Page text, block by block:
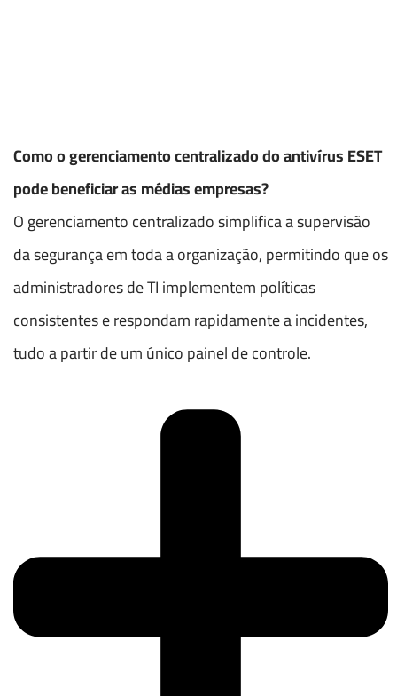
Como o gerenciamento centralizado do antivírus ESET
pode beneficiar as médias empresas?
O gerenciamento centralizado simplifica a supervisão
da segurança em toda a organização, permitindo que os
administradores de TI implementem políticas
consistentes e respondam rapidamente a incidentes,
tudo a partir de um único painel de controle.